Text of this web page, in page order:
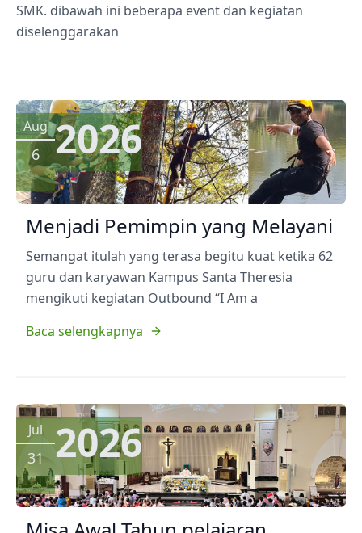
SMK. dibawah ini beberapa event dan kegiatan
diselenggarakan
Aug
6 2026
Menjadi Pemimpin yang Melayani
Semangat itulah yang terasa begitu kuat ketika 62
guru dan karyawan Kampus Santa Theresia
mengikuti kegiatan Outbound “I Am a
Baca selengkapnya
Jul
31 2026